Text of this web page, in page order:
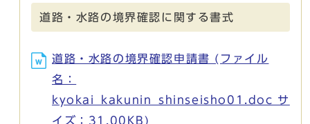
道路・水路の境界確認に関する書式
道路・水路の境界確認申請書 (ファイル
名：
kyokai_kakunin_shinseisho01.doc サ
イズ：31.00KB)